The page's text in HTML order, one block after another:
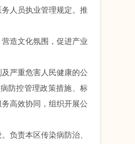
人员执业管理规定。推
营造文化氛围 ， 促进产业
严重危害人民健康的公
防控管理政策措施、标
高效协同， 组织开展公
负责本区传染病防治、